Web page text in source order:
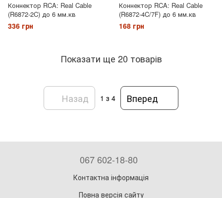
Коннектор RCA: Real Cable
(R6872-2C) до 6 мм.кв
336 грн
Коннектор RCA: Real Cable
(R6872-4C/7F) до 6 мм.кв
168 грн
Показати ще 20 товарів
Назад 1 з 4 Вперед
067 602-18-80
Контактна інформація
Повна версія сайту